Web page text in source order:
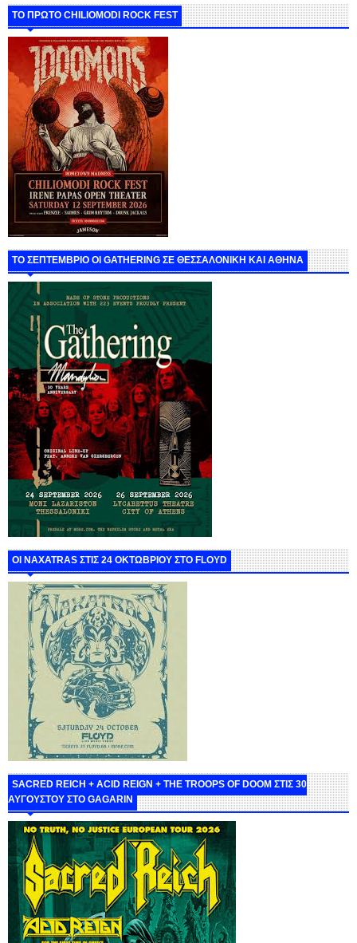
ΤΟ ΠΡΩΤΟ CHILIOMODI ROCK FEST
ΤΟ ΣΕΠΤΕΜΒΡΙΟ ΟΙ GATHERING ΣΕ ΘΕΣΣΑΛΟΝΙΚΗ ΚΑΙ ΑΘΗΝΑ
ΟΙ NAXATRAS ΣΤΙΣ 24 ΟΚΤΩΒΡΙΟΥ ΣΤΟ FLOYD
SACRED REICH + ACID REIGN + THE TROOPS OF DOOM ΣΤΙΣ 30
ΑΥΓΟΥΣΤΟΥ ΣΤΟ GAGARIN